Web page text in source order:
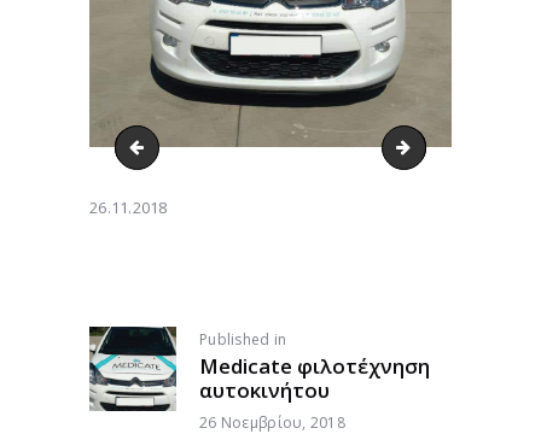
Untitled-2
26.11.2018
ΠΛΟΉΓΗΣΗ
ΆΡΘΡΩΝ
Published in
post:
Medicate φιλοτέχνηση
αυτοκινήτου
26 Νοεμβρίου, 2018